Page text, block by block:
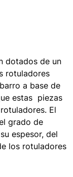
dotados de un
rotuladores
a base de
estas piezas
El
grado de
espesor, del
los rotuladores